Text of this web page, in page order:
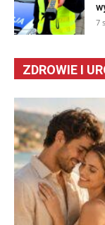
7
ZDROWIE I